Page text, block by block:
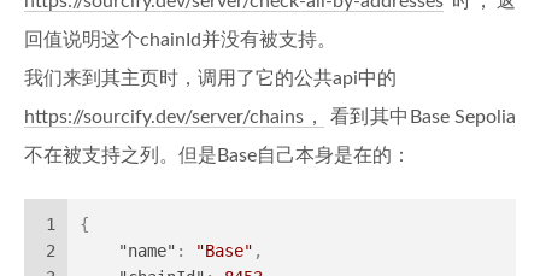
回值说明这个chainId并没有被支持。
我们来到其主页时，调用了它的公共api中的
https://sourcify.dev/server/chains，
看到其中Base Sepolia
不在被支持之列。但是Base自己本身是在的：
1
2
{
"name" : "Base" ,